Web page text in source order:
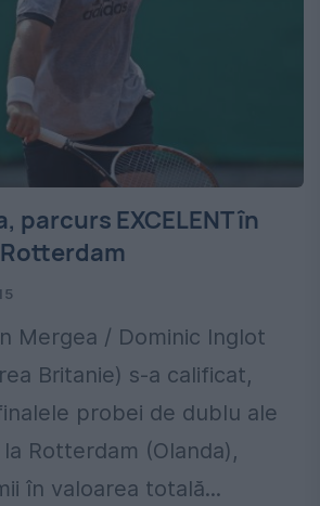
parcurs EXCELENT în
Mergea / Dominic Inglot
Britanie) s-a calificat,
probei de dublu ale
Rotterdam (Olanda),
în valoarea totală...